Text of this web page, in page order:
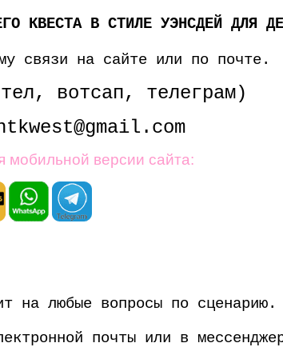
КВЕСТА В СТИЛЕ УЭНСДЕЙ ДЛЯ
связи на сайте или по почте.
вотсап, телеграм)
мобильной версии сайта:
на любые вопросы по сценарию.
почты или в